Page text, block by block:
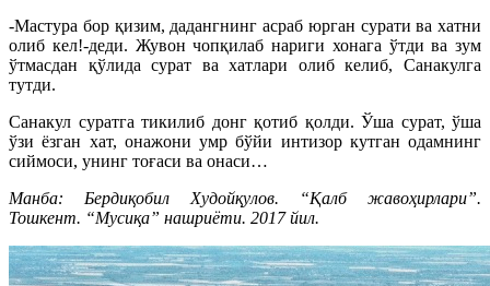
-Мастура бор қизим, дадангнинг асраб юрган сурати ва хатни
олиб кел!-деди. Жувон чопқилаб нариги хонага ўтди ва зум
ўтмасдан қўлида сурат ва хатлари олиб келиб, Санакулга
тутди.
Санакул суратга тикилиб донг қотиб қолди. Ўша сурат, ўша
ўзи ёзган хат, онажони умр бўйи интизор кутган одамнинг
сиймоси, унинг тоғаси ва онаси…
Манба: Бердиқобил Худойқулов. “Қалб жавоҳирлари”.
Тошкент. “Мусиқа” нашриёти. 2017 йил.